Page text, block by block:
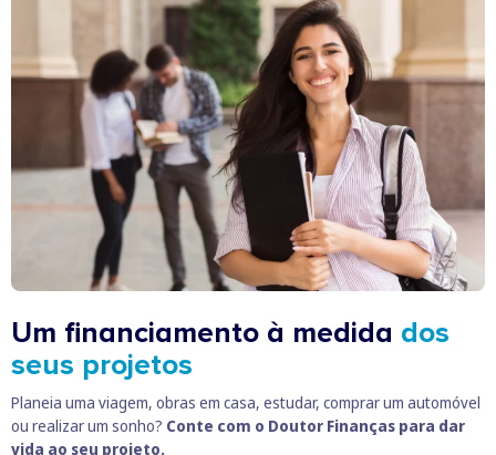
Um financiamento à medida dos
seus projetos
Planeia uma viagem, obras em casa, estudar, comprar um automóvel
ou realizar um sonho? Conte com o Doutor Finanças para dar
vida ao seu projeto.